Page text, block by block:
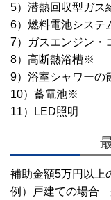
5）潜熱回収型ガス
6）燃料電池システ
7）ガスエンジン・
8）高断熱浴槽※
9）浴室シャワーの
10）蓄電池※
11）LED照明
補助金額5万円以上
例）戸建ての場合